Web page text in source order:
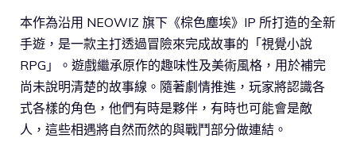
本作為沿用 NEOWIZ 旗下《棕色塵埃》IP 所打造的全新
手遊，是一款主打透過冒險來完成故事的「視覺小說
RPG」。遊戲繼承原作的趣味性及美術風格，用於補完
尚未說明清楚的故事線。隨著劇情推進，玩家將認識各
式各樣的角色，他們有時是夥伴，有時也可能會是敵
人，這些相遇將自然而然的與戰鬥部分做連結。